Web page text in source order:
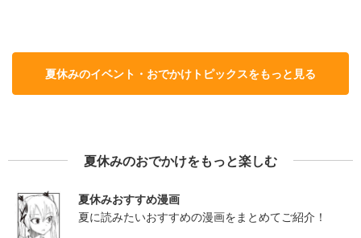
夏休みのイベント・おでかけトピックスをもっと見る
夏休みのおでかけをもっと楽しむ
夏休みおすすめ漫画
夏に読みたいおすすめの漫画をまとめてご紹介！